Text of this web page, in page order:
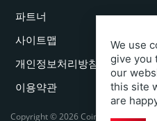
파트너
사이트맵
개인정보처리방침
이용약관
Copyright © 2026 Coinspeaker LTD.
We use
give you
our
this site
are